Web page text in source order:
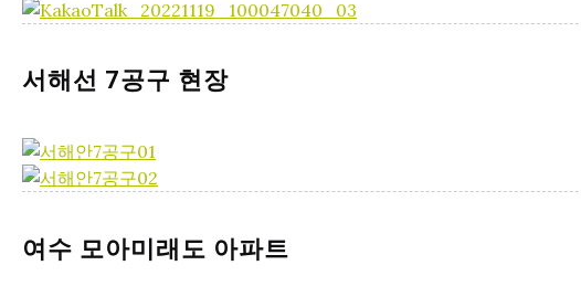
서해선 7공구 현장
여수 모아미래도 아파트